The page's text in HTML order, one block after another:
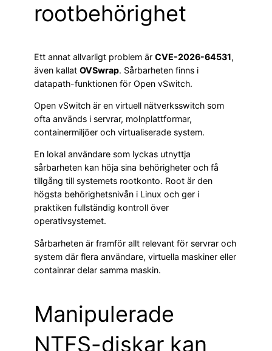
rootbehörighet
Ett annat allvarligt problem är CVE-2026-64531,
även kallat OVSwrap. Sårbarheten finns i
datapath-funktionen för Open vSwitch.
Open vSwitch är en virtuell nätverksswitch som
ofta används i servrar, molnplattformar,
containermiljöer och virtualiserade system.
En lokal användare som lyckas utnyttja
sårbarheten kan höja sina behörigheter och få
tillgång till systemets rootkonto. Root är den
högsta behörighetsnivån i Linux och ger i
praktiken fullständig kontroll över
operativsystemet.
Sårbarheten är framför allt relevant för servrar och
system där flera användare, virtuella maskiner eller
containrar delar samma maskin.
Manipulerade
NTFS-diskar kan